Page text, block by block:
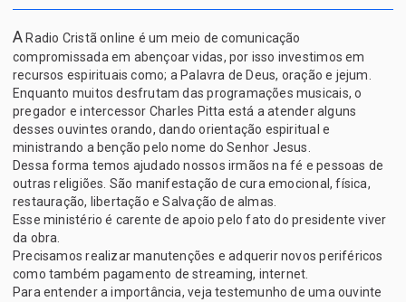
A Radio Cristã online é um meio de comunicação
compromissada em abençoar vidas, por isso investimos em
recursos espirituais como; a Palavra de Deus, oração e jejum.
Enquanto muitos desfrutam das programações musicais, o
pregador e intercessor Charles Pitta está a atender alguns
desses ouvintes orando, dando orientação espiritual e
ministrando a benção pelo nome do Senhor Jesus.
Dessa forma temos ajudado nossos irmãos na fé e pessoas de
outras religiões. São manifestação de cura emocional, física,
restauração, libertação e Salvação de almas.
Esse ministério é carente de apoio pelo fato do presidente viver
da obra.
Precisamos realizar manutenções e adquerir novos periféricos
como também pagamento de streaming, internet.
Para entender a importância, veja testemunho de uma ouvinte